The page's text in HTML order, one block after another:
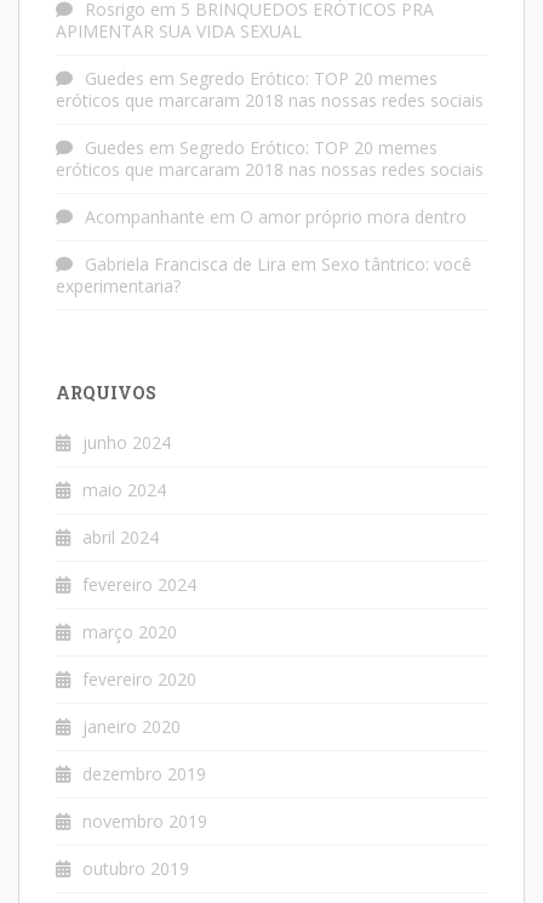
Rosrigo em 5 BRINQUEDOS ERÓTICOS PRA
APIMENTAR SUA VIDA SEXUAL
Guedes em Segredo Erótico: TOP 20 memes
eróticos que marcaram 2018 nas nossas redes sociais
Guedes em Segredo Erótico: TOP 20 memes
eróticos que marcaram 2018 nas nossas redes sociais
Acompanhante em O amor próprio mora dentro
Gabriela Francisca de Lira em Sexo tântrico: você
experimentaria?
ARQUIVOS
junho 2024
maio 2024
abril 2024
fevereiro 2024
março 2020
fevereiro 2020
janeiro 2020
dezembro 2019
novembro 2019
outubro 2019